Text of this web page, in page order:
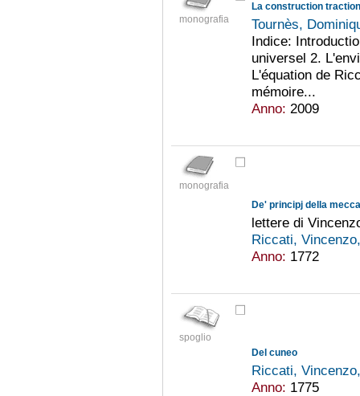
monografia
La construction
Tournès,
Indice:
universel 2.
L'équation de
mémoire...
Anno: 2009
monografia
De' principj della
lettere di
Riccati,
Anno: 1772
spoglio
Del cuneo
Riccati,
Anno: 1775